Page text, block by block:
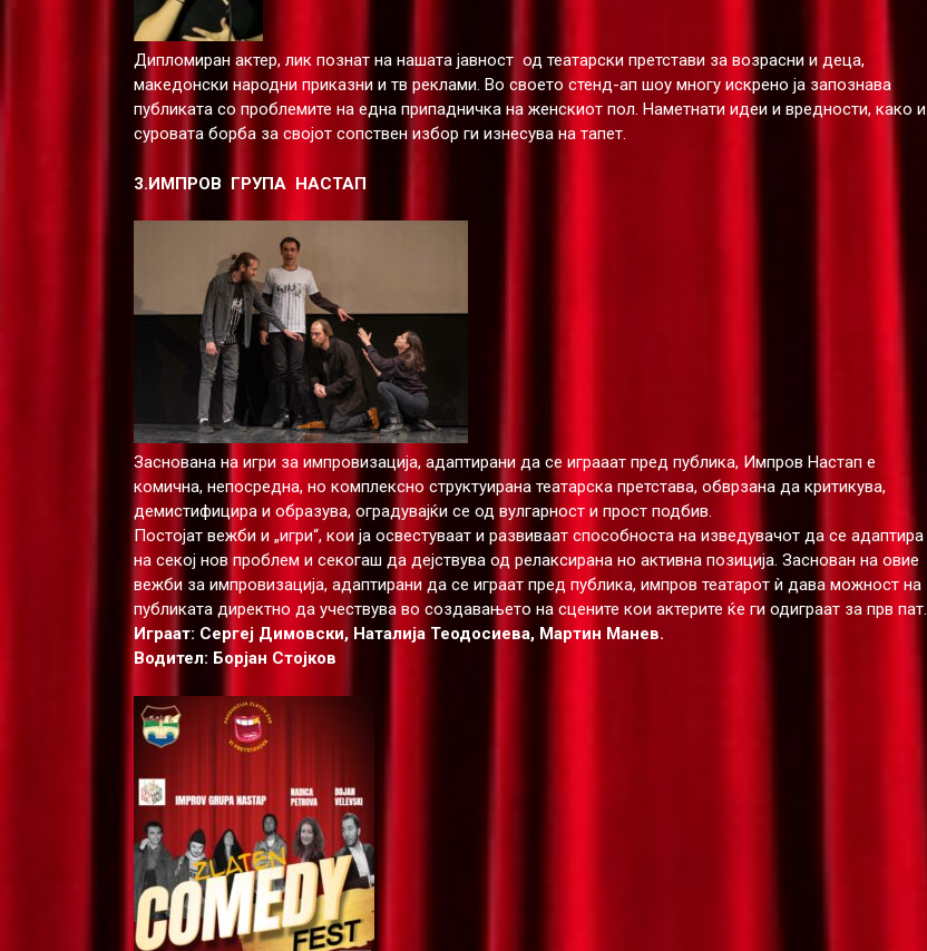
Дипломиран актер, лик познат на нашата јавност од театарски претстави за возрасни и деца,
македонски народни приказни и тв реклами. Во своето стенд-ап шоу многу искрено ја запознава
публиката со проблемите на една припадничка на женскиот пол. Наметнати идеи и вредности, како и
суровата борба за својот сопствен избор ги изнесува на тапет.
3.ИМПРОВ ГРУПА НАСТАП
Заснована на игри за импровизација, адаптирани да се играаат пред публика, Импров Настап е
комична, непосредна, но комплексно структуирана театарска претстава, обврзана да критикува,
демистифицира и образува, оградувајќи се од вулгарност и прост подбив.
Постојат вежби и „игри“, кои ја освестуваат и развиваат способноста на изведувачот да се адаптира
на секој нов проблем и секогаш да дејствува од релаксирана но активна позиција. Заснован на овие
вежби за импровизација, адаптирани да се играат пред публика, импров театарот ѝ дава можност на
публиката директно да учествува во создавањето на сцените кои актерите ќе ги одиграат за прв пат.
Играат: Сергеј Димовски, Наталија Теодосиева, Мартин Манев.
Водител: Борјан Стојков